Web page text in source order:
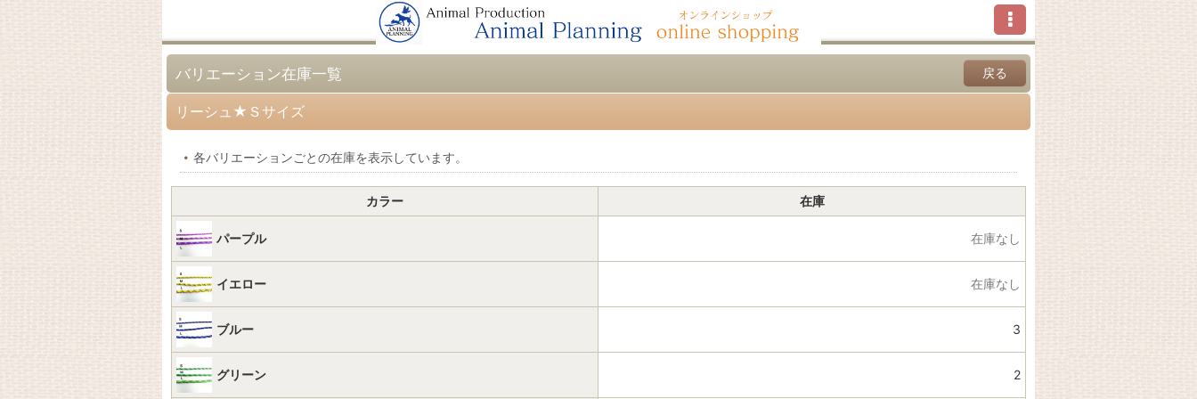
バリエーション在庫一覧 戻る
リーシュ★Ｓサイズ
各バリエーションごとの在庫を表示しています。
カラー 在庫
パープル 在庫なし
イエロー 在庫なし
ブルー 3
グリーン 2